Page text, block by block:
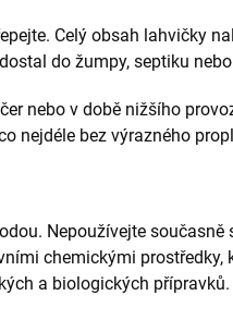
Celý obsah lahvičky
do žumpy, septiku nebo
nebo v době nižšího
nejdéle bez výrazného
Nepoužívejte současně
chemickými prostředky,
a biologických přípravků.